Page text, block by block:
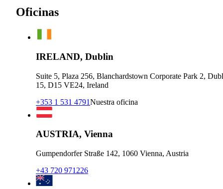
Oficinas
IRELAND, Dublin
Suite 5, Plaza 256, Blanchardstown Corporate Park 2,
15, D15 VE24, Ireland
+353 1 531 4791Nuestra oficina
AUSTRIA, Vienna
Gumpendorfer Straße 142, 1060 Vienna, Austria
+43 720 971226